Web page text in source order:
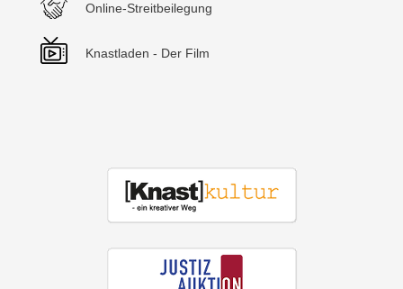
Online-Streitbeilegung
Knastladen - Der Film